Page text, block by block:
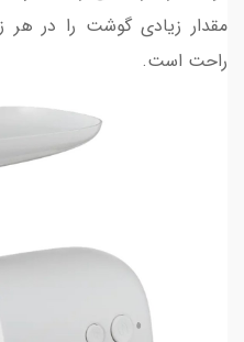
مقدار زیادی گوشت را در هر
راحت است.